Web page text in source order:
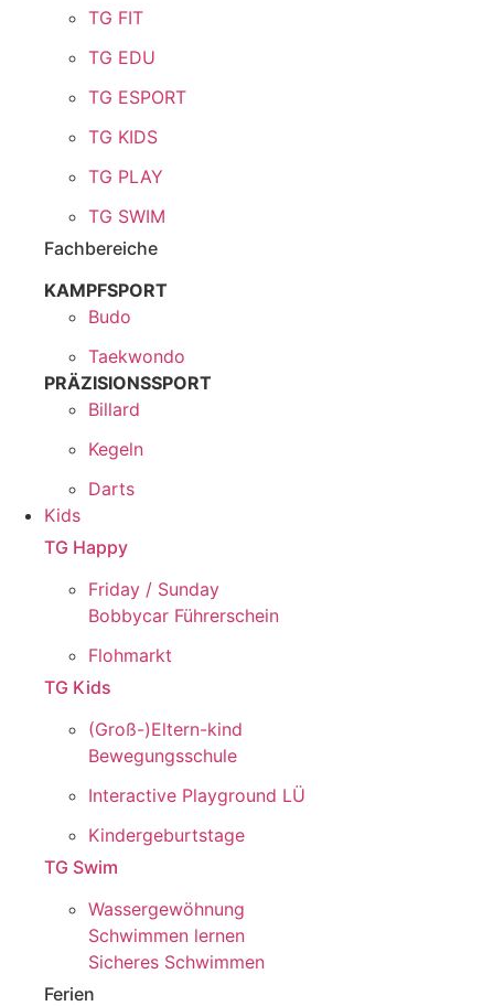
TG FIT
TG EDU
TG ESPORT
TG KIDS
TG PLAY
TG SWIM
Fachbereiche
KAMPFSPORT
Budo
Taekwondo
PRÄZISIONSSPORT
Billard
Kegeln
Darts
Kids
TG Happy
Friday / Sunday
Bobbycar Führerschein
Flohmarkt
TG Kids
(Groß-)Eltern-kind
Bewegungsschule
Interactive Playground LÜ
Kindergeburtstage
TG Swim
Wassergewöhnung
Schwimmen lernen
Sicheres Schwimmen
Ferien